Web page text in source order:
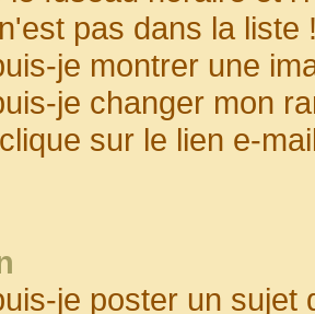
pas dans la liste
je montrer une
je changer mon
sur le lien e-
je poster un sujet